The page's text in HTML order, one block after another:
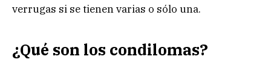
verrugas si se tienen varias o sólo una.
¿Qué son los condilomas?